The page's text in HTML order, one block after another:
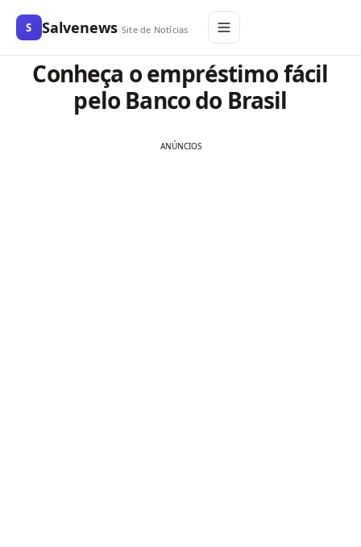
S Salvenews Site de Notícias
Conheça o empréstimo fácil
pelo Banco do Brasil
ANÚNCIOS